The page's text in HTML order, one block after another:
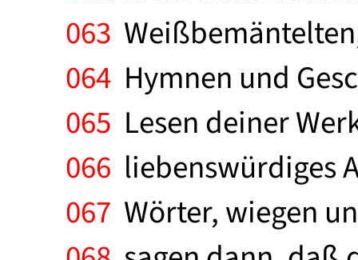
063
064 Hymnen und
065 Lesen deiner
066 liebenswürdiges
067 Wörter, wiegen